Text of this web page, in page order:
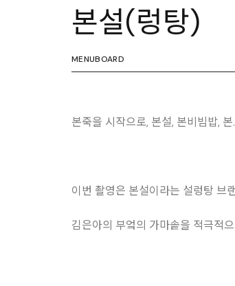
본설(렁탕)
MENUBOARD
본죽을 시작으로, 본설, 본비빔밥,
이번 촬영은 본설이라는 설렁탕 브
김은아의 부엌의 가마솥을 적극적